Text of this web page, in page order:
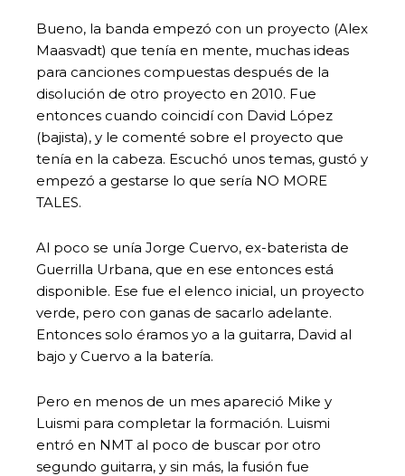
Bueno, la banda empezó con un proyecto (Alex
Maasvadt) que tenía en mente, muchas ideas
para canciones compuestas después de la
disolución de otro proyecto en 2010. Fue
entonces cuando coincidí con David López
(bajista), y le comenté sobre el proyecto que
tenía en la cabeza. Escuchó unos temas, gustó y
empezó a gestarse lo que sería NO MORE
TALES.
Al poco se unía Jorge Cuervo, ex-baterista de
Guerrilla Urbana, que en ese entonces está
disponible. Ese fue el elenco inicial, un proyecto
verde, pero con ganas de sacarlo adelante.
Entonces solo éramos yo a la guitarra, David al
bajo y Cuervo a la batería.
Pero en menos de un mes apareció Mike y
Luismi para completar la formación. Luismi
entró en NMT al poco de buscar por otro
segundo guitarra, y sin más, la fusión fue